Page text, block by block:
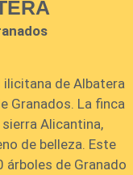
de Albatera
Granados. La finca
Alicantina,
de belleza. Este
de Granado